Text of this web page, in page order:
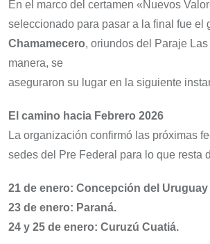
En el marco del certamen «Nuevos
seleccionado para pasar a la final fue el
Chamamecero, oriundos del Paraje
manera, se
aseguraron su lugar en la siguiente
El camino hacia Febrero 2026
La organización confirmó las próximas
sedes del Pre Federal para lo que resta
21 de enero: Concepción del Uruguay
23 de enero: Paraná.
24 y 25 de enero: Curuzú Cuatiá.